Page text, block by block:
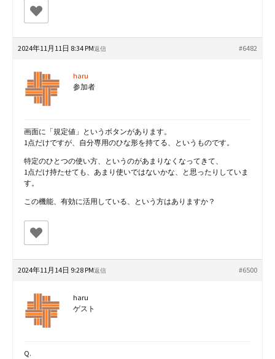
2024年11月11日 8:34 PM #6482
返信
haru
参加者
画面に「規定値」というボタンがあります。
1点だけですが、自分専用のひな形を持てる、というものです。
特定のひとつの使い方、というのがあまりなくなってきて、
1点だけ持たせても、あまり使いではないかな、と思ったりしていま
す。
この機能、有効に活用している、という方はありますか？
2024年11月14日 9:28 PM #6500
返信
haru
ゲスト
Q.